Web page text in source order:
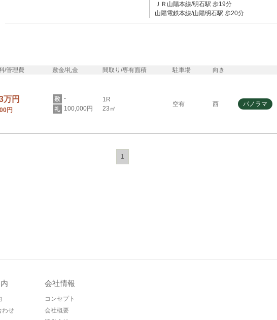
ＪＲ山陽本線/明石駅 歩19分
山陽電鉄本線/山陽明石駅 歩20分
/管理費 敷金/礼金 間取り/専有面積 駐車場 向き
万円
円
-
100,000円
1R
23㎡
空有 西 パノラマ
1
わせ
会社情報
コンセプト
会社概要